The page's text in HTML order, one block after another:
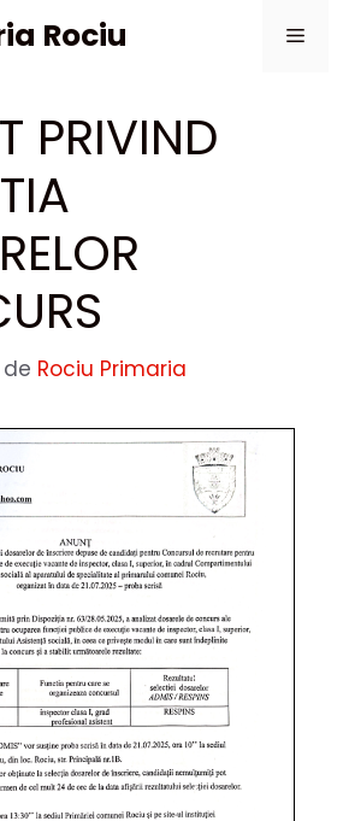
Rociu
PRIVIND
de Rociu Primaria